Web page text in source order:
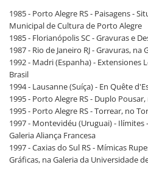
1985 - Porto Alegre RS - Paisagens -
Municipal de Cultura de Porto Alegre
1985 - Florianópolis SC - Gravuras e
1987 - Rio de Janeiro RJ - Gravuras,
1992 - Madri (Espanha) - Extensiones
Brasil
1994 - Lausanne (Suíça) - En Quête
1995 - Porto Alegre RS - Duplo Pousar,
1995 - Porto Alegre RS - Torrear, no
1997 - Montevidéu (Uruguai) - Ilímites
Galeria Aliança Francesa
1997 - Caxias do Sul RS - Mímicas
Gráficas, na Galeria da Universidade